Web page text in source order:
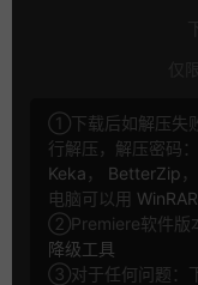
①下载后如解压失
行解压，解压密码：
Keka ， BetterZip ，
电脑可以用 WinRAR
②Premiere软件版
降级工具
③对于任何问题：